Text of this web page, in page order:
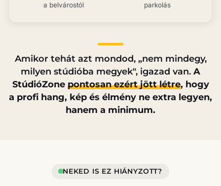
a belvárostól parkolás
Amikor tehát azt mondod, „nem mindegy,
milyen stúdióba megyek", igazad van. A
StúdióZone pontosan ezért jött létre, hogy
a profi hang, kép és élmény ne extra legyen,
hanem a minimum.
NEKED IS EZ HIÁNYZOTT?